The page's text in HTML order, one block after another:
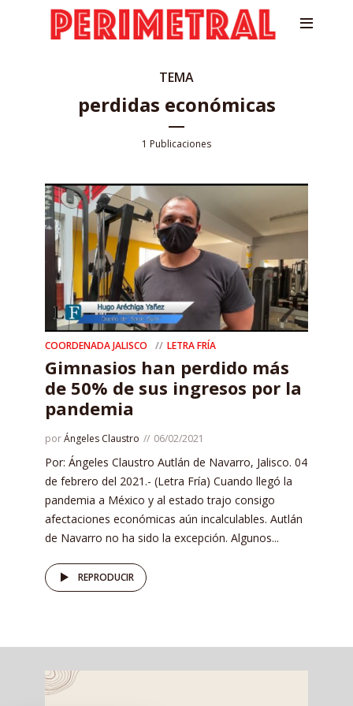
TEMA
perdidas económicas
1 Publicaciones
COORDENADA JALISCO LETRA FRÍA
Gimnasios han perdido más
de 50% de sus ingresos por la
pandemia
porÁngeles Claustro 06/02/2021
Por: Ángeles Claustro Autlán de Navarro, Jalisco. 04
de febrero del 2021.- (Letra Fría) Cuando llegó la
pandemia a México y al estado trajo consigo
afectaciones económicas aún incalculables. Autlán
de Navarro no ha sido la excepción. Algunos...
REPRODUCIR